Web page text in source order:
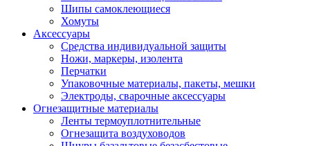
Шипы самоклеющиеся
Хомуты
Аксессуары
Средства индивидуальной защиты
Ножи, маркеры, изолента
Перчатки
Упаковочные материалы, пакеты, мешки
Электроды, сварочные аксессуары
Огнезащитные материалы
Ленты термоуплотнительные
Огнезащита воздуховодов